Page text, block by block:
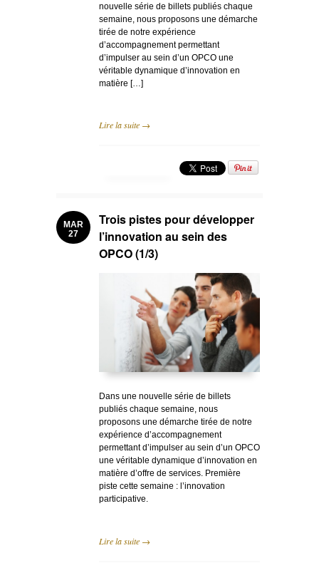
nouvelle série de billets publiés chaque
semaine, nous proposons une démarche
tirée de notre expérience
d’accompagnement permettant
d’impulser au sein d’un OPCO une
véritable dynamique d’innovation en
matière […]
Lire la suite →
MAR
27
Trois pistes pour développer
l’innovation au sein des
OPCO (1/3)
Dans une nouvelle série de billets
publiés chaque semaine, nous
proposons une démarche tirée de notre
expérience d’accompagnement
permettant d’impulser au sein d’un OPCO
une véritable dynamique d’innovation en
matière d’offre de services. Première
piste cette semaine : l’innovation
participative.
Lire la suite →